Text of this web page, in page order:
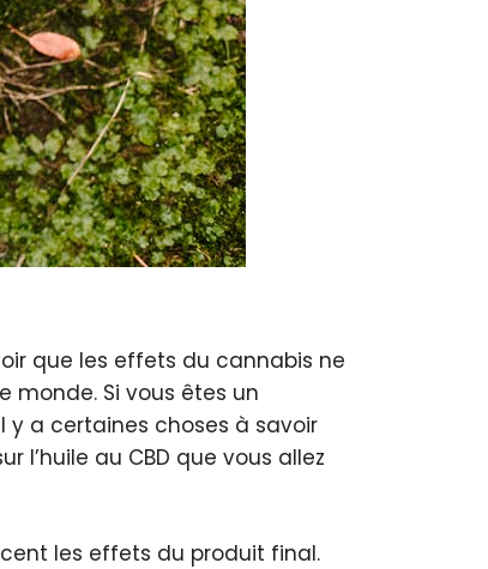
que les effets du cannabis ne
monde. Si vous êtes un
a certaines choses à savoir
l’huile au CBD que vous allez
les effets du produit final.